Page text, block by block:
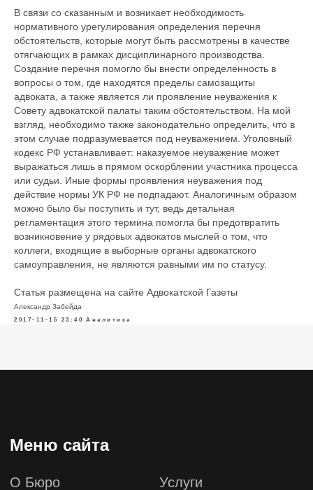
В связи со сказанным и возникает необходимость
нормативного урегулирования определения перечня
обстоятельств, которые могут быть рассмотрены в качестве
отягчающих в рамках дисциплинарного производства.
Создание перечня помогло бы внести определенность в
вопросы о том, где находятся пределы самозащиты
адвоката, а также является ли проявление неуважения к
Совету адвокатской палаты таким обстоятельством. На мой
взгляд, необходимо также законодательно определить, что в
этом случае подразумевается под неуважением. Уголовный
кодекс РФ устанавливает: наказуемое неуважение может
выражаться лишь в прямом оскорблении участника процесса
или судьи. Иные формы проявления неуважения под
действие нормы УК РФ не подпадают. Аналогичным образом
можно было бы поступить и тут, ведь детальная
регламентация этого термина помогла бы предотвратить
возникновение у рядовых адвокатов мыслей о том, что
коллеги, входящие в выборные органы адвокатского
самоуправления, не являются равными им по статусу.
Статья размещена на сайте Адвокатской Газеты
Александр Забейда
2017-11-15 23:40 Аналитика
Контакты
123610, Москва, Краснопресненская
набережная, дом 12, подъезд 6, этаж
13, офис 1347
+7 (495) 649-82-44
info@zabeyda.ru
WhatsApp ↗